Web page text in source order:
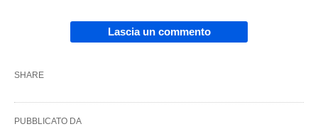
Lascia un commento
SHARE
PUBBLICATO DA